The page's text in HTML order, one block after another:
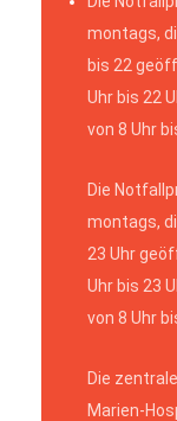
montags,
bis 22
Uhr bis 22
von 8 Uhr
Die
montags,
23 Uhr
Uhr bis 23
von 8 Uhr
Die
Marien-